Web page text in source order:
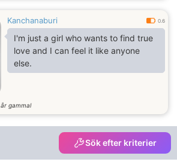
Kanchanaburi 0.6
I'm just a girl who wants to find true
love and I can feel it like anyone
else.
år gammal
Sök efter kriterier